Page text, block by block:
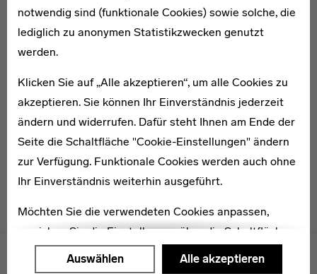
notwendig sind (funktionale Cookies) sowie solche, die
lediglich zu anonymen Statistikzwecken genutzt
werden.
Klicken Sie auf „Alle akzeptieren“, um alle Cookies zu
akzeptieren. Sie können Ihr Einverständnis jederzeit
ändern und widerrufen. Dafür steht Ihnen am Ende der
Seite die Schaltfläche "Cookie-Einstellungen" ändern
zur Verfügung. Funktionale Cookies werden auch ohne
Ihr Einverständnis weiterhin ausgeführt.
Möchten Sie die verwendeten Cookies anpassen,
erreichen Sie die Einstellungen über die Schaltfläche
"Auswählen".
Auswählen Alle akzeptieren
Wilhelm Dieckmann
* 1909
Menulinks
VERÖFFENTLICHUNGEN